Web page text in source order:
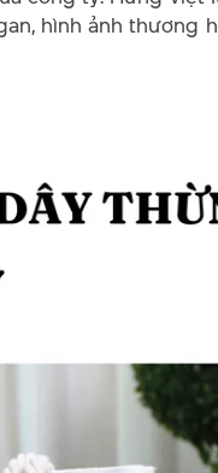
hình ảnh thương